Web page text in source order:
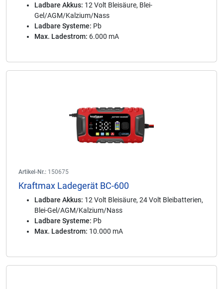
Ladbare Akkus: 12 Volt Bleisäure, Blei-
Gel/AGM/Kalzium/Nass
Ladbare Systeme: Pb
Max. Ladestrom: 6.000 mA
Artikel-Nr.: 150675
Kraftmax Ladegerät BC-600
Ladbare Akkus: 12 Volt Bleisäure, 24 Volt Bleibatterien,
Blei-Gel/AGM/Kalzium/Nass
Ladbare Systeme: Pb
Max. Ladestrom: 10.000 mA